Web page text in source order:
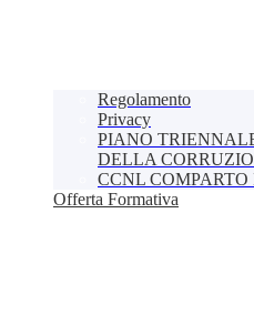
Regolamento
Privacy
PIANO
DELLA
CCNL
Offerta Formativa